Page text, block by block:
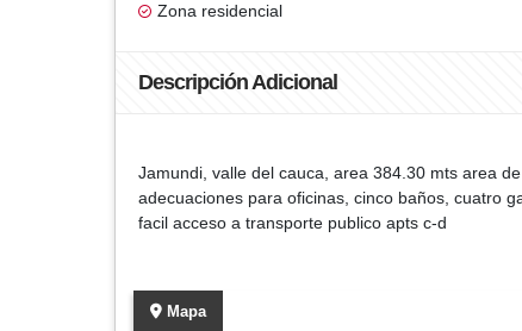
Zona residencial
Descripción Adicional
Jamundi, valle del cauca, area 384.30 mts area
adecuaciones para oficinas, cinco baños, cuatro
facil acceso a transporte publico apts c-d
Mapa